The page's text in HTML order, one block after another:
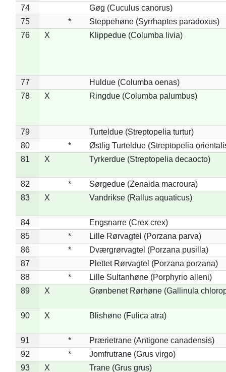
74
Gøg (Cuculus canorus)
75
*
Steppehøne (Syrrhaptes paradoxus)
76
X Klippedue (Columba livia)
77
Huldue (Columba oenas)
78
X Ringdue (Columba palumbus)
79
Turteldue (Streptopelia turtur)
80
*
Østlig Turteldue (Streptopelia
81
X Tyrkerdue (Streptopelia decaocto)
82 *
Sørgedue (Zenaida macroura)
83
X Vandrikse (Rallus aquaticus)
84
Engsnarre (Crex crex)
85
*
Lille Rørvagtel (Porzana parva)
86
*
Dværgrørvagtel (Porzana pusilla)
87
Plettet Rørvagtel (Porzana porzana)
88
*
Lille Sultanhøne (Porphyrio alleni)
89
X Grønbenet Rørhøne (Gallinula
90 X Blishøne (Fulica atra)
91 *
Prærietrane (Antigone canadensis)
92
*
Jomfrutrane (Grus virgo)
93
X
Trane (Grus grus)